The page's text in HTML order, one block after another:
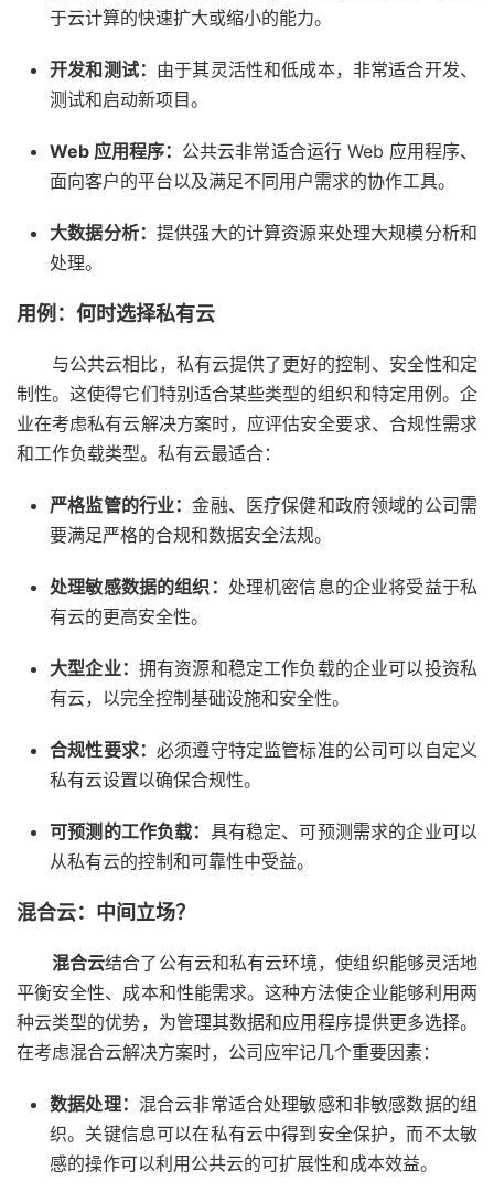
于云计算的快速扩大或缩小的能力。
开发和测试： 由于其灵活性和低成本，非常适合开发、
测试和启动新项目。
Web 应用程序： 公共云非常适合运行 Web 应用程序、
面向客户的平台以及满足不同用户需求的协作工具。
大数据分析：提供强大的计算资源来处理大规模分析和
处理。
用例：何时选择私有云
与公共云相比，私有云提供了更好的控制、安全性和定
制性。这使得它们特别适合某些类型的组织和特定用例。企
业在考虑私有云解决方案时，应评估安全要求、合规性需求
和工作负载类型。私有云最适合：
严格监管的行业：金融、医疗保健和政府领域的公司需
要满足严格的合规和数据安全法规。
处理敏感数据的组织： 处理机密信息的企业将受益于私
有云的更高安全性。
大型企业： 拥有资源和稳定工作负载的企业可以投资私
有云，以完全控制基础设施和安全性。
合规性要求：必须遵守特定监管标准的公司可以自定义
私有云设置以确保合规性。
可预测的工作负载： 具有稳定、可预测需求的企业可以
从私有云的控制和可靠性中受益。
混合云：中间立场？
混合云结合了公有云和私有云环境，使组织能够灵活地
平衡安全性、成本和性能需求。这种方法使企业能够利用两
种云类型的优势，为管理其数据和应用程序提供更多选择。
在考虑混合云解决方案时，公司应牢记几个重要因素：
数据处理： 混合云非常适合处理敏感和非敏感数据的组
织。关键信息可以在私有云中得到安全保护，而不太敏
感的操作可以利用公共云的可扩展性和成本效益。